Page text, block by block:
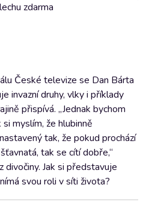
zdarma
České televize se Dan Bárta
invazní druhy, vlky i příklady
přispívá. „Jednak bychom
myslím, že hlubinně
tak, že pokud prochází
tak se cítí dobře,“
Jak si představuje
svou roli v síti života?